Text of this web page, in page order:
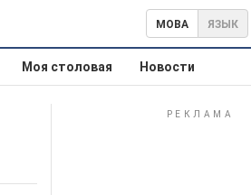
МОВА ЯЗЫК
Моя столовая Новости